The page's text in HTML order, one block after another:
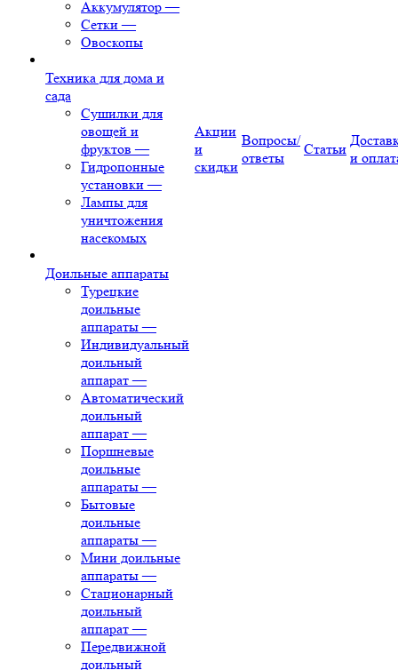
Аккумулятор —
Сетки —
Овоскопы
Техника для дома и
сада
Сушилки для
овощей и
фруктов —
Гидропонные
установки —
Лампы для
уничтожения
насекомых
Доильные аппараты
Турецкие
доильные
аппараты —
Индивидуальный
доильный
аппарат —
Автоматический
доильный
аппарат —
Поршневые
доильные
аппараты —
Бытовые
доильные
аппараты —
Мини доильные
аппараты —
Стационарный
доильный
аппарат —
Передвижной
доильный
Акции
и
скидки
Вопросы/
ответы
Статьи
и